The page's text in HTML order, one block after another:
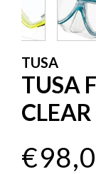
TUSA
TUSA